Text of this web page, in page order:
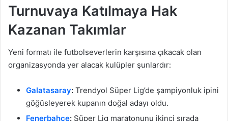
Turnuvaya Katılmaya Hak
Kazanan Takımlar
Yeni formatı ile futbolseverlerin karşısına çıkacak olan
organizasyonda yer alacak kulüpler şunlardır:
Galatasaray: Trendyol Süper Lig’de şampiyonluk ipini
göğüsleyerek kupanın doğal adayı oldu.
Fenerbahçe: Süper Lig maratonunu ikinci sırada